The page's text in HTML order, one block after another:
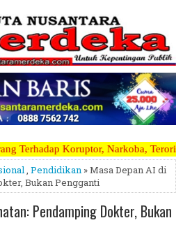
Teroris Musuh Rakyat
, Pendidikan » Masa Depan AI di
Bukan Pengganti
Pendamping Dokter, Bukan